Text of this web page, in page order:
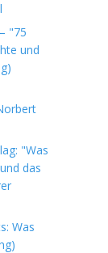
"75
und
"Was
das
Was